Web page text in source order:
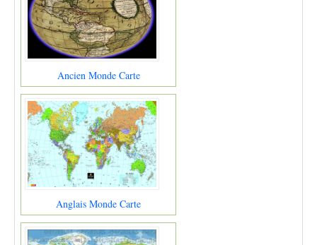
Ancien Monde Carte
Anglais Monde Carte